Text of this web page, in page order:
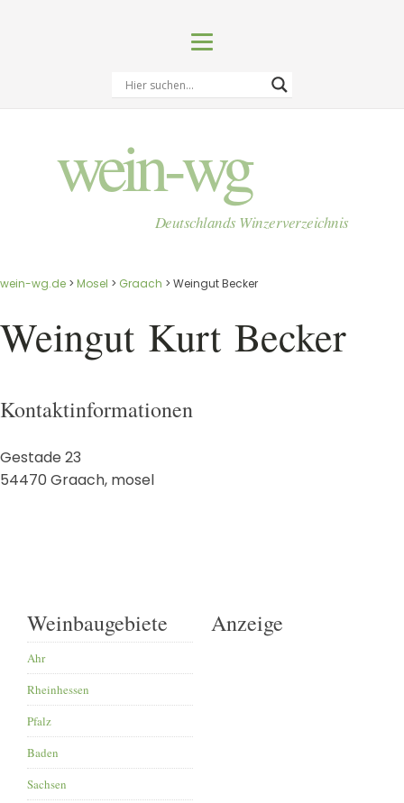
wein-wg
Deutschlands Winzerverzeichnis
wein-wg.de > Mosel > Graach > Weingut Becker
Weingut Kurt Becker
Kontaktinformationen
Gestade 23
54470 Graach, mosel
Weinbaugebiete
Ahr
Rheinhessen
Pfalz
Baden
Sachsen
Anzeige